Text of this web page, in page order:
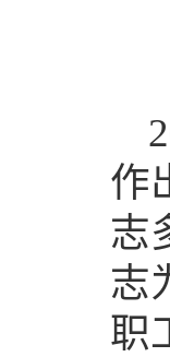
作
志
志
职